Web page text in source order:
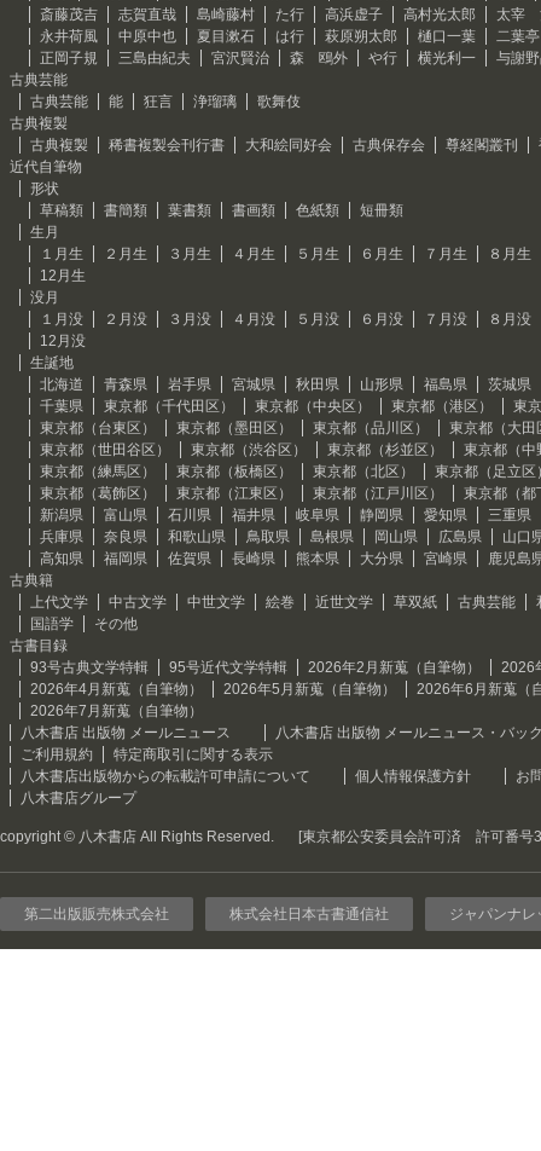
斎藤茂吉
志賀直哉 島崎藤村 た行 高浜虚子 高村光太郎
太宰
永井荷風
中原中也 夏目漱石 は行 萩原朔太郎 樋口一葉
二葉
正岡子規
三島由紀夫 宮沢賢治 森 鴎外 や行 横光利一
与謝
古典芸能
古典芸能
能 狂言 浄瑠璃
歌舞伎
古典複製
古典複製
稀書複製会刊行書 大和絵同好会 古典保存会 尊経閣叢刊
近代自筆物
形状
草稿類
書簡類 葉書類 書画類 色紙類
短冊類
生月
１月生
２月生 ３月生 ４月生 ５月生 ６月生 ７月生
８月生
12月生
没月
１月没
２月没 ３月没 ４月没 ５月没 ６月没 ７月没
８月没
12月没
生誕地
北海道
青森県 岩手県 宮城県 秋田県 山形県 福島県
茨城県
千葉県
東京都（千代田区） 東京都（中央区） 東京都（港区）
東
東京都（台東区）
東京都（墨田区） 東京都（品川区）
東京都（大田
東京都（世田谷区）
東京都（渋谷区） 東京都（杉並区）
東京都（中
東京都（練馬区）
東京都（板橋区） 東京都（北区）
東京都（足立区
東京都（葛飾区）
東京都（江東区） 東京都（江戸川区）
東京都（都
新潟県
富山県 石川県 福井県 岐阜県 静岡県 愛知県
三重県
兵庫県
奈良県 和歌山県 鳥取県 島根県 岡山県 広島県
山口
高知県
福岡県 佐賀県 長崎県 熊本県 大分県 宮崎県
鹿児島
古典籍
上代文学
中古文学 中世文学 絵巻 近世文学 草双紙 古典芸能
国語学
その他
古書目録
93号古典文学特輯
95号近代文学特輯 2026年2月新蒐（自筆物）
2026
2026年4月新蒐（自筆物）
2026年5月新蒐（自筆物）
2026年6月新蒐（
2026年7月新蒐（自筆物）
八木書店 出版物 メールニュース
八木書店 出版物 メールニュース・バッ
ご利用規約
特定商取引に関する表示
八木書店出版物からの転載許可申請について
個人情報保護方針
お
八木書店グループ
copyright © 八木書店 All Rights Reserved. [東京都公安委員会許可済 許可番号
第二出版販売株式会社 株式会社日本古書通信社 ジャパンナレ